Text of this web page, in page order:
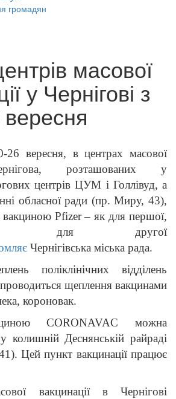
громадян
масової
у Чернігові з
вересня, в центрах масової
розташованих у
центрів ЦУМ і Голлівуд, а
обласної ради (пр. Миру, 43),
Pfizer – як для першої,
другої
Чернігівська міська рада.
поліклінічних відділень
проводиться щеплення вакцинами
короновак.
CORONAVAC можна
колишній Деснянській райраді
Цей пункт вакцинації працює
вакцинації в Чернігові